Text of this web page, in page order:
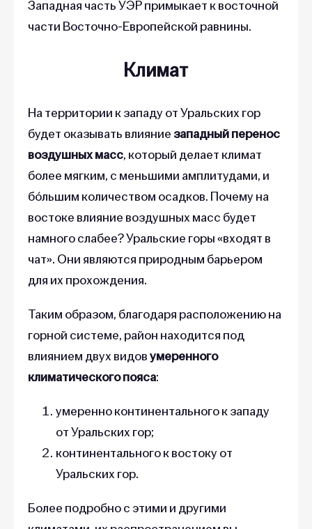
части Восточно-Европейской равнины.
Климат
будет оказывать влияниезападный перенос
воздушных масс , который делает климат
более мягким, с меньшими амплитудами, и
бóльшим количеством осадков. Почему на
востоке влияние воздушных масс будет
намного слабее? Уральские горы «входят в
чат». Они являются природным барьером
для их прохождения.
горной системе, район находится под
влиянием двух видовумеренного
климатического пояса:
от Уральских гор;
континентального к востоку от
Уральских гор.
климатами, их распространением вы